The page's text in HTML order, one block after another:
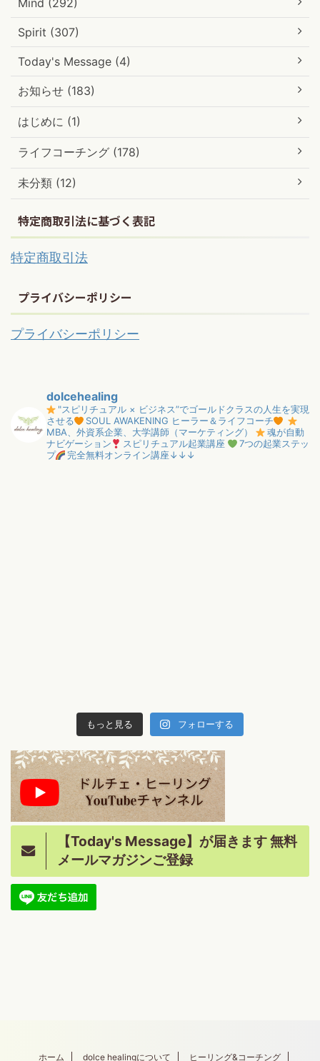
Mind (292)
Spirit (307)
Today's Message (4)
お知らせ (183)
はじめに (1)
ライフコーチング (178)
未分類 (12)
特定商取引法に基づく表記
特定商取引法
プライバシーポリシー
プライバシーポリシー
dolcehealing
"スピリチュアル × ビジネス”でゴールドクラスの人生を実現
させる
SOUL AWAKENING ヒーラー＆ライフコーチ
MBA、外資系企業、大学講師（マーケティング）
魂が自動
ナビゲーション
スピリチュアル起業講座
7つの起業ステッ
プ
完全無料オンライン講座↓↓↓
もっと見る フォローする
【Today's Message】が届きます 無料
メールマガジンご登録
ホーム dolce healingについて ヒーリング&コーチング